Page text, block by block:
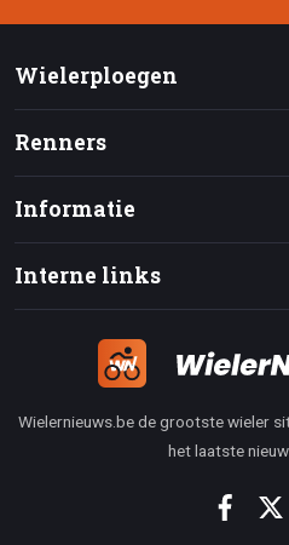
Wielerploegen
Renners
Informatie
Interne links
Wielernieuws.be de grootste wieler
het laatste